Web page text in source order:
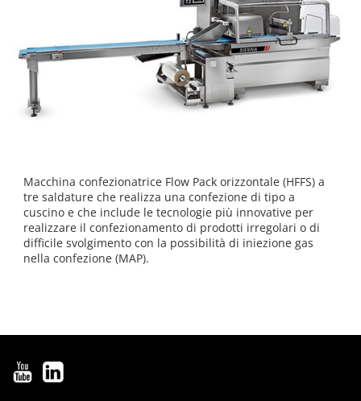
Macchina confezionatrice Flow Pack orizzontale (HFFS) a
tre saldature che realizza una confezione di tipo a
cuscino e che include le tecnologie più innovative per
realizzare il confezionamento di prodotti irregolari o di
difficile svolgimento con la possibilità di iniezione gas
nella confezione (MAP).